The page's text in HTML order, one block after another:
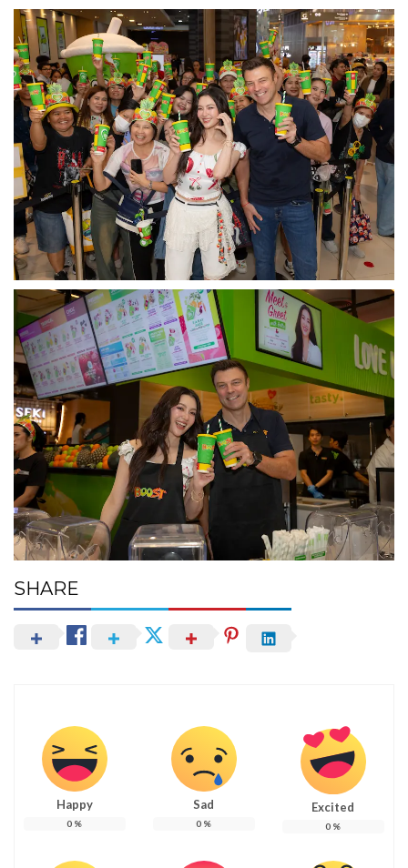
SHARE
Happy
0 %
Sad
0 %
Excited
0 %